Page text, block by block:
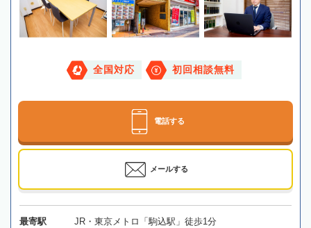
全国対応 初回相談無料
電話する
メールする
最寄駅 JR・東京メトロ「駒込駅」徒歩1分